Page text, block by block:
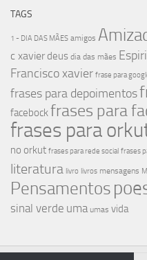
TAGS
1 - DIA DAS MÃES amigos
c xavier deus dia das mães
Francisco xavier frase para
frases para depoimentos
facebockfrases para
frases para
no orkut frases para rede social frases
literatura livro livros mensagens
Pensamentos
sinal verde uma umas vida